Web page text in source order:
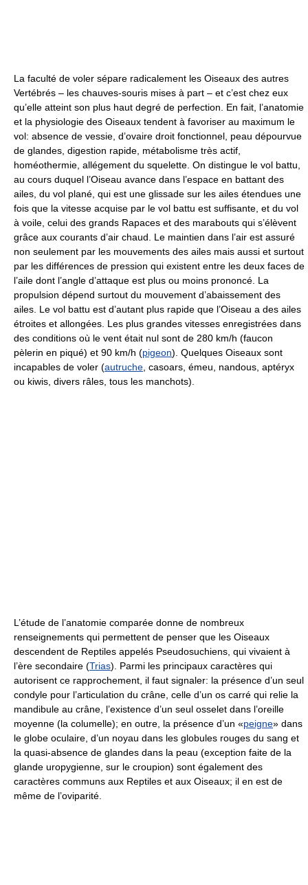
La faculté de voler sépare radicalement les Oiseaux des autres
Vertébrés – les chauves-souris mises à part – et c’est chez eux
qu’elle atteint son plus haut degré de perfection. En fait, l’anatomie
et la physiologie des Oiseaux tendent à favoriser au maximum le
vol: absence de vessie, d’ovaire droit fonctionnel, peau dépourvue
de glandes, digestion rapide, métabolisme très actif,
homéothermie, allégement du squelette. On distingue le vol battu,
au cours duquel l’Oiseau avance dans l’espace en battant des
ailes, du vol plané, qui est une glissade sur les ailes étendues une
fois que la vitesse acquise par le vol battu est suffisante, et du vol
à voile, celui des grands Rapaces et des marabouts qui s’élèvent
grâce aux courants d’air chaud. Le maintien dans l’air est assuré
non seulement par les mouvements des ailes mais aussi et surtout
par les différences de pression qui existent entre les deux faces de
l’aile dont l’angle d’attaque est plus ou moins prononcé. La
propulsion dépend surtout du mouvement d’abaissement des
ailes. Le vol battu est d’autant plus rapide que l’Oiseau a des ailes
étroites et allongées. Les plus grandes vitesses enregistrées dans
des conditions où le vent était nul sont de 280 km/h (faucon
pèlerin en piqué) et 90 km/h (pigeon). Quelques Oiseaux sont
incapables de voler (autruche , casoars, émeu, nandous, aptéryx
ou kiwis, divers râles, tous les manchots).
L’étude de l’anatomie comparée donne de nombreux
renseignements qui permettent de penser que les Oiseaux
descendent de Reptiles appelés Pseudosuchiens, qui vivaient à
l’ère secondaire (Trias). Parmi les principaux caractères qui
autorisent ce rapprochement, il faut signaler: la présence d’un seul
condyle pour l’articulation du crâne, celle d’un os carré qui relie la
mandibule au crâne, l’existence d’un seul osselet dans l’oreille
moyenne (la columelle); en outre, la présence d’un «peigne» dans
le globe oculaire, d’un noyau dans les globules rouges du sang et
la quasi-absence de glandes dans la peau (exception faite de la
glande uropygienne, sur le croupion) sont également des
caractères communs aux Reptiles et aux Oiseaux; il en est de
même de l’oviparité.